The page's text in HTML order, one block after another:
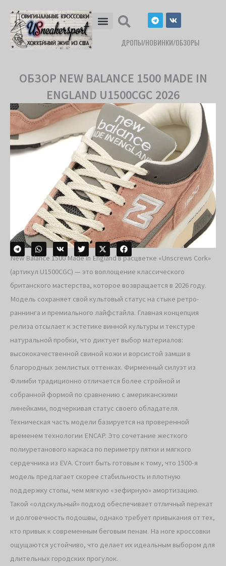
содержимому
T
e
l
e
g
V
k
ДРОПЫ/НОВИНКИ/ОБЗОРЫ
ОБЗОР NEW BALANCE 1500 MADE IN
ENGLAND U1500CGC 2026
New Balance 1500 Made in England в расцветке «Unscrews Cork»
(артикул U1500CGC) — это воплощение классического
британского мастерства, которое возвращается в 2026 году.
Модель сохраняет свой культовый статус на стыке ретро-
раннинга и премиального лайфстайла. Главная концепция
релиза отсылает к эстетике винной культуры и текстуре
натуральной пробки, что диктует выбор материалов:
высококачественной свиной кожи и ворсистой замши в
благородных землистых оттенках. Фирменный силуэт из
Флимби традиционно отличается более стройной и
собранной формой по сравнению с американскими
линейками, подчеркивая статус своего обладателя.
Техническая часть модели базируется на проверенной
временем технологии ENCAP. Это сочетание жесткого
полиуретанового каркаса по периметру пятки и мягкого
сердечника из EVA. Стоит быть готовым к тому, что 1500-я
модель предлагает скорее стабильность и плотную
поддержку стопы, чем мягкую «зефирную» амортизацию.
Такой «олдскульный» подход обеспечивает отличный перекат
и долговечность подошвы, однако требует привыкания от тех,
кто привык к современным беговым пенам. На ноге кроссовки
ощущаются устойчиво, что делает их идеальным выбором для
длительных городских прогулок.